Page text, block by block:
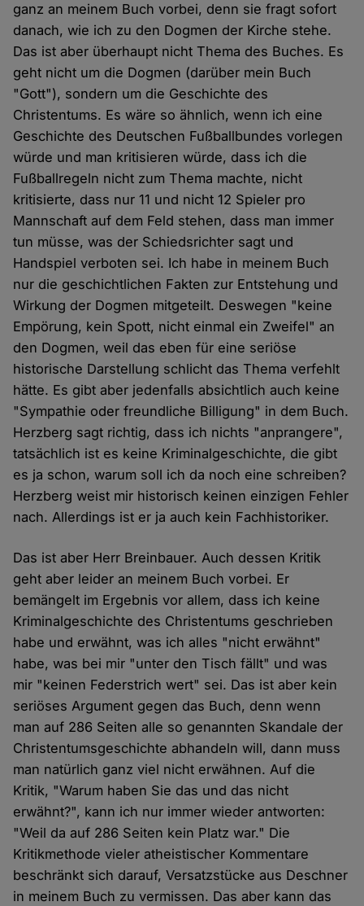
ganz an meinem Buch vorbei, denn sie fragt sofort
danach, wie ich zu den Dogmen der Kirche stehe.
Das ist aber überhaupt nicht Thema des Buches. Es
geht nicht um die Dogmen (darüber mein Buch
"Gott"), sondern um die Geschichte des
Christentums. Es wäre so ähnlich, wenn ich eine
Geschichte des Deutschen Fußballbundes vorlegen
würde und man kritisieren würde, dass ich die
Fußballregeln nicht zum Thema machte, nicht
kritisierte, dass nur 11 und nicht 12 Spieler pro
Mannschaft auf dem Feld stehen, dass man immer
tun müsse, was der Schiedsrichter sagt und
Handspiel verboten sei. Ich habe in meinem Buch
nur die geschichtlichen Fakten zur Entstehung und
Wirkung der Dogmen mitgeteilt. Deswegen "keine
Empörung, kein Spott, nicht einmal ein Zweifel" an
den Dogmen, weil das eben für eine seriöse
historische Darstellung schlicht das Thema verfehlt
hätte. Es gibt aber jedenfalls absichtlich auch keine
"Sympathie oder freundliche Billigung" in dem Buch.
Herzberg sagt richtig, dass ich nichts "anprangere",
tatsächlich ist es keine Kriminalgeschichte, die gibt
es ja schon, warum soll ich da noch eine schreiben?
Herzberg weist mir historisch keinen einzigen Fehler
nach. Allerdings ist er ja auch kein Fachhistoriker.
Das ist aber Herr Breinbauer. Auch dessen Kritik
geht aber leider an meinem Buch vorbei. Er
bemängelt im Ergebnis vor allem, dass ich keine
Kriminalgeschichte des Christentums geschrieben
habe und erwähnt, was ich alles "nicht erwähnt"
habe, was bei mir "unter den Tisch fällt" und was
mir "keinen Federstrich wert" sei. Das ist aber kein
seriöses Argument gegen das Buch, denn wenn
man auf 286 Seiten alle so genannten Skandale der
Christentumsgeschichte abhandeln will, dann muss
man natürlich ganz viel nicht erwähnen. Auf die
Kritik, "Warum haben Sie das und das nicht
erwähnt?", kann ich nur immer wieder antworten:
"Weil da auf 286 Seiten kein Platz war." Die
Kritikmethode vieler atheistischer Kommentare
beschränkt sich darauf, Versatzstücke aus Deschner
in meinem Buch zu vermissen. Das aber kann das